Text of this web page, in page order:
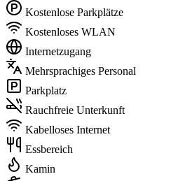
Kostenlose Parkplätze
Kostenloses WLAN
Internetzugang
Mehrsprachiges Personal
Parkplatz
Rauchfreie Unterkunft
Kabelloses Internet
Essbereich
Kamin